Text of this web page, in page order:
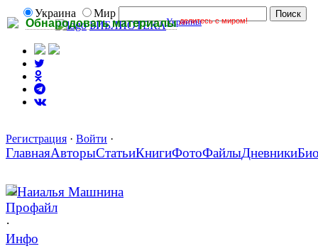
Обнародовать материалы делитесь с миром!
Украина
Мир
БИБЛИОТЕКАУкраины
Регистрация · Войти ·
ГлавнаяАвторыСтатьиКнигиФотоФайлыДневники
Наиалья Машнина
Профайл
·
Инфо